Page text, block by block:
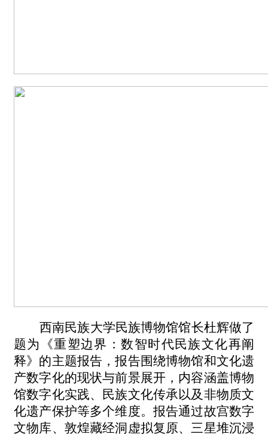
西南民族大学民族博物馆馆长杜辉做了
题为《重塑边界：数智时代民族文化再阐
释》的主题报告 ，报告围绕博物馆和文化遗
产数字化的现状与前景展开，内容涵盖博物
馆数字化实践、民族文化传承以及非物质文
化遗产保护等多个维度。报告通过故宫数字
文物库、敦煌藏经洞虚拟复原、三星堆沉浸